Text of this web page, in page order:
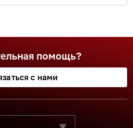
помощь?
с нами
ЯЗЫК: